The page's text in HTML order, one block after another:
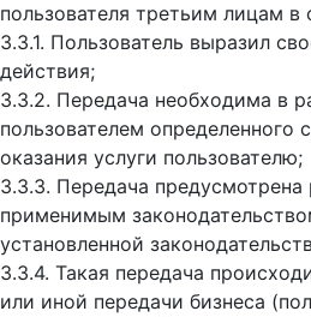
пользователя третьим лицам
3.3.1. Пользователь выразил
действия;
3.3.2. Передача необходима в
пользователем определенного
оказания услуги пользователю;
3.3.3. Передача
применимым
установленной
3.3.4. Такая передача
или иной передачи бизнеса